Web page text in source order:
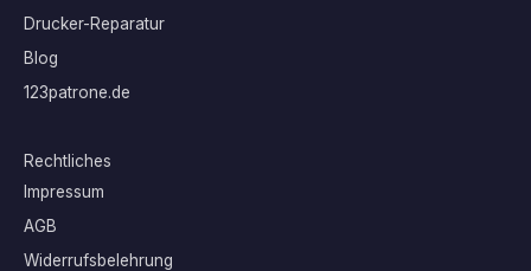
Drucker-Reparatur
Blog
123patrone.de
Rechtliches
Impressum
AGB
Widerrufsbelehrung